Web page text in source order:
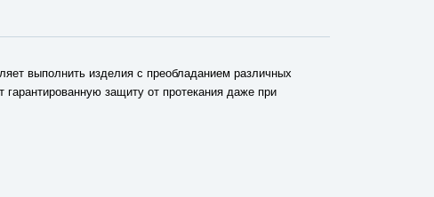
выполнить изделия с преобладанием различных
защиту от протекания даже при